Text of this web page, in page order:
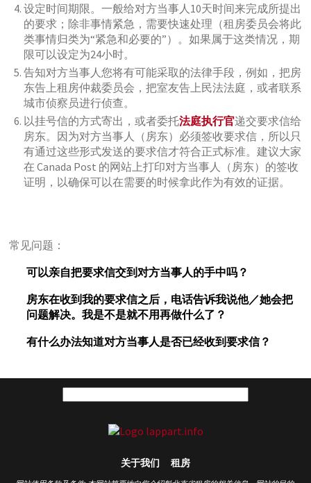
设定时间期限。一般给对方当事人10天时间来完成所提出
的要求；除非事情紧急，需要快速处理（租房委员会将此
类事情归类为“紧急和必要的”）。如果属于这类情况，期
限可以设定为24小时。
告知对方当事人您将有可能采取的法律手段，例如，把房
东告上租房仲裁委员会，把室友告上民法法庭，或者联系
城市侦察员进行侦查。
以挂号信的方式寄出，或者委托法庭执行官递交要求信给
房东。因为对方当事人（房东）必须签收要求信，所以只
有通过这些形式发送的要求信才符合正式标准。建议大家
在 Canada Post 的网站上打印对方当事人（房东）的签收
证明，以确保可以在需要的时候拿此作为有效的证据。
常见问题：
可以亲自把要求信交到对方当事人的手中吗？
房东在收到我的要求信之后，电话告诉我说他／她会把
问题解决。我是不是就不用再做什么了？
有什么办法知道对方当事人是否已经收到要求信？
关于我们 租房